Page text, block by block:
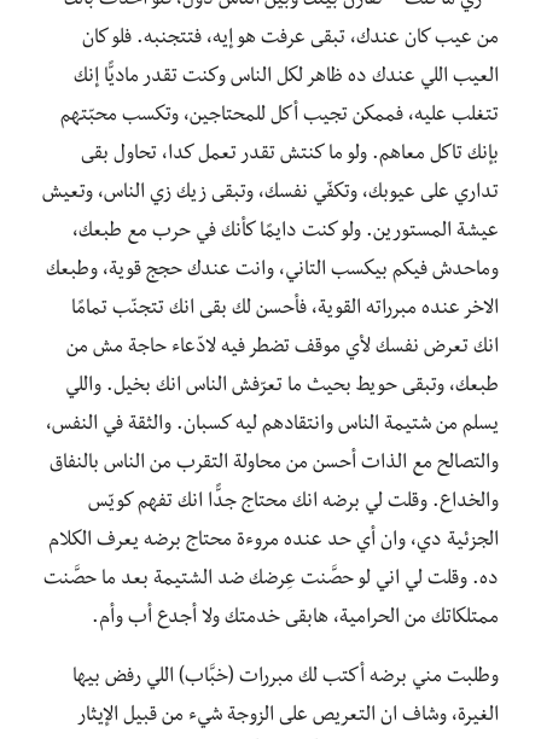
من عيب كان عندك، تبقى عرفت هو إيه، فتتجنبه. فلو كان
العيب اللي عندك ده ظاهر لكل الناس وكنت تقدر ماديًّا إنك
تتغلب عليه، فممكن تجيب أكل للمحتاجين، وتكسب محبّتهم
بإنك تاكل معاهم. ولو ما كنتش تقدر تعمل كدا، تحاول بقى
تداري على عيوبك، وتكفّي نفسك، وتبقى زيك زي الناس، وتعيش
عيشة المستورين. ولو كنت دايمًا كأنك في حرب مع طبعك،
وماحدش فيكم بيكسب التاني، وانت عندك حجج قوية، وطبعك
الاخر عنده مبرراته القوية، فأحسن لك بقى انك تتجنّب تمامًا
انك تعرض نفسك لأي موقف تضطر فيه لادّعاء حاجة مش من
طبعك، وتبقى حويط بحيث ما تعرّفش الناس انك بخيل. واللي
يسلم من شتيمة الناس وانتقادهم ليه كسبان. والثقة في النفس،
والتصالح مع الذات أحسن من محاولة التقرب من الناس بالنفاق
والخداع. وقلت لي برضه انك محتاج جدًّا انك تفهم كويّس
الجزئية دي، وان أي حد عنده مروءة محتاج برضه يعرف الكلام
ده. وقلت لي اني لو حصَّنت عِرضك ضد الشتيمة بعد ما حصَّنت
ممتلكاتك من الحرامية، هابقى خدمتك ولا أجدع أب وأم.
وطلبت مني برضه أكتب لك مبررات (خبَّاب) اللي رفض بيها
الغيرة، وشاف ان التعريص على الزوجة شيء من قبيل الإيثار